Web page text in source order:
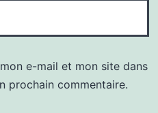
e-mail et mon site dans
prochain commentaire.